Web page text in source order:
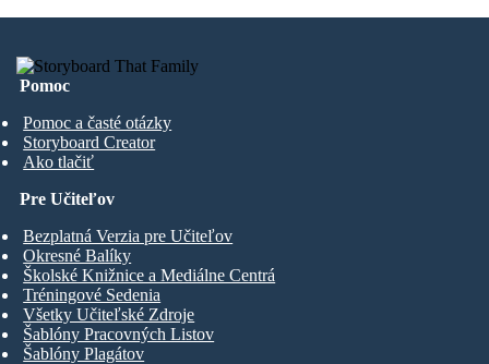
Pomoc
Pomoc a časté otázky
Storyboard Creator
Ako tlačiť
Pre Učiteľov
Bezplatná Verzia pre Učiteľov
Okresné Balíky
Školské Knižnice a Mediálne Centrá
Tréningové Sedenia
Všetky Učiteľské Zdroje
Šablóny Pracovných Listov
Šablóny Plagátov